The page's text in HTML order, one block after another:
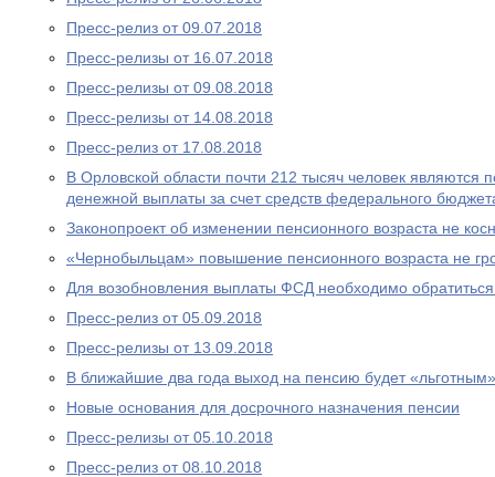
Пресс-релиз от 09.07.2018
Пресс-релизы от 16.07.2018
Пресс-релизы от 09.08.2018
Пресс-релизы от 14.08.2018
Пресс-релиз от 17.08.2018
В Орловской области почти 212 тысяч человек являются
денежной выплаты за счет средств федерального
Законопроект об изменении пенсионного возраста не
«Чернобыльцам» повышение пенсионного возраста не
Для возобновления выплаты ФСД необходимо
Пресс-релиз от 05.09.2018
Пресс-релизы от 13.09.2018
В ближайшие два года выход на пенсию будет «льготным»
Новые основания для досрочного назначения пенсии
Пресс-релизы от 05.10.2018
Пресс-релиз от 08.10.2018